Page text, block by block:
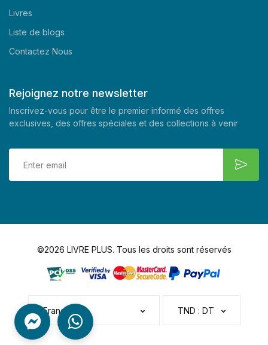
Livres
Liste de blogs
Contactez Nous
Rejoignez notre newsletter
Inscrivez-vous pour être le premier informé des offres
exclusives, des offres spéciales et des collections à venir
©2026 LIVRE PLUS. Tous les droits sont réservés
Français TND : DT